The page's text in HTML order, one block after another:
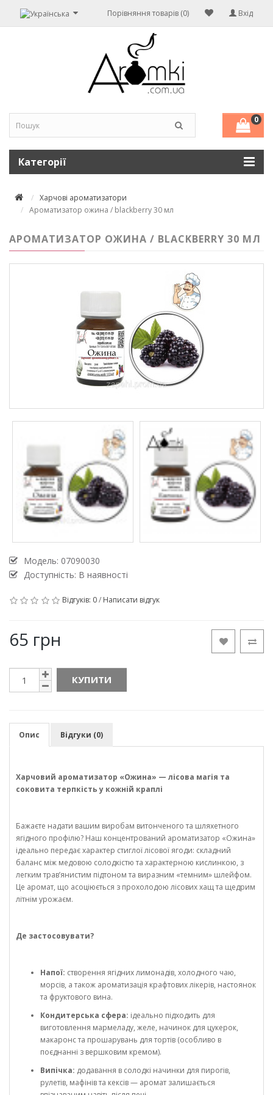
Вхід
Порівняння товарів (0)
0
Категорії
Харчові ароматизатори
Ароматизатор ожина / blackberry 30 мл
АРОМАТИЗАТОР ОЖИНА / BLACKBERRY 30 МЛ
Модель: 07090030
Доступність: В наявності
Відгуків: 0/ Написати відгук
65 грн
КУПИТИ
Опис Відгуки (0)
Харчовий ароматизатор «Ожина» — лісова магія та
соковита терпкість у кожній краплі
Бажаєте надати вашим виробам витонченого та шляхетного
ягідного профілю? Наш концентрований ароматизатор «Ожина»
ідеально передає характер стиглої лісової ягоди: складний
баланс між медовою солодкістю та характерною кислинкою, з
легким трав’янистим підтоном та виразним «темним» шлейфом.
Це аромат, що асоціюється з прохолодою лісових хащ та щедрим
літнім урожаєм.
Де застосовувати?
Напої: створення ягідних лимонадів, холодного чаю,
морсів, а також ароматизація крафтових лікерів, настоянок
та фруктового вина.
Кондитерська сфера: ідеально підходить для
виготовлення мармеладу, желе, начинок для цукерок,
макаронс та прошарувань для тортів (особливо в
поєднанні з вершковим кремом).
Випічка: додавання в солодкі начинки для пирогів,
рулетів, мафінів та кексів — аромат залишається